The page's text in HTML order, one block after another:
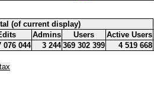
(of current display)
Admins Users
Active Users
076 044 3 244 369 302 399 4 519 668